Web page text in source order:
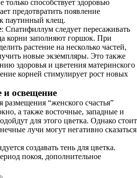
способствует здоровью
предотвратить появление
паутинный клещ.
: Спатифиллум следует пересаживать
корни заполняют горшок. При
растение на несколько частей,
новые экземпляры. Это также
здоровья и цветения материнского
корней стимулирует рост новых
и освещение
“женского счастья”
а также восточные, западные и
для этого цветка. Однако стоит
лучи могут негативно сказаться
создавать тень для цветка.
покоя, дополнительное